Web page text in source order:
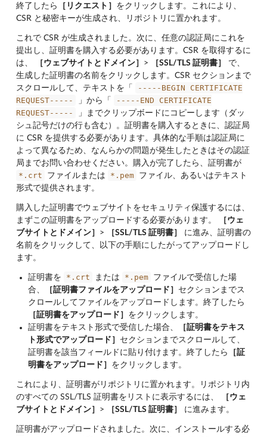
終了したら ［リクエスト］ をクリックします。これにより、
CSR と秘密キーが生成され、リポジトリに置かれます。
これで CSR が生成されました。次に、任意の認証局にこれを
提出し、証明書を購入する必要があります。CSR を取得するに
は、
［ウェブサイトとドメイン］ > ［SSL/TLS 証明書］
で、
生成した証明書の名前をクリックします。CSR セクションまで
スクロールして、テキストを「
-----BEGIN
CERTIFICATE
REQUEST-----
」から「 -----END
CERTIFICATE
REQUEST-----
」までクリップボードにコピーします（ダッ
シュ記号だけの行も含む）。証明書を購入するときに、認証局
に CSR を提供する必要があります。具体的な手順は認証局に
よって異なるため、なんらかの問題が発生したときはその認証
局までお問い合わせください。購入が完了したら、証明書が
*.crt ファイルまたは *.pem
ファイル、あるいはテキスト
形式で提供されます。
購入した証明書でウェブサイトをセキュリティ保護するには、
まずこの証明書をアップロードする必要があります。
［ウェ
ブサイトとドメイン］ > ［SSL/TLS 証明書］
に進み、証明書の
名前をクリックして、以下の手順にしたがってアップロードし
ます。
証明書を *.crt または *.pem
ファイルで受信した場
合、
［証明書ファイルをアップロード］ セクションまでス
クロールしてファイルをアップロードします。終了したら
［証明書をアップロード］ をクリックします。
証明書をテキスト形式で受信した場合、
［証明書をテキス
ト形式でアップロード］ セクションまでスクロールして、
証明書を該当フィールドに貼り付けます。終了したら
［証
明書をアップロード］ をクリックします。
これにより、証明書がリポジトリに置かれます。リポジトリ内
のすべての SSL/TLS 証明書をリストに表示するには、
［ウェ
ブサイトとドメイン］ > ［SSL/TLS 証明書］ に進みます。
証明書がアップロードされました。次に、インストールする必